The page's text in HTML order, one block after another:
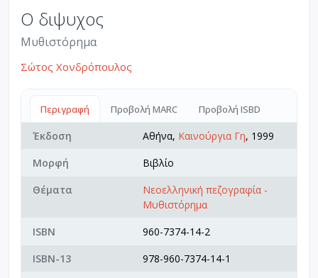
Ο διψυχος
Μυθιστόρημα
Σώτος Χονδρόπουλος
Περιγραφή Προβολή MARC Προβολή ISBD
Έκδοση Αθήνα, Καινούργια Γη, 1999
Μορφή
Βιβλίο
Θέματα
Νεοελληνική πεζογραφία -
Μυθιστόρημα
ISBN
960-7374-14-2
ISBN-13
978-960-7374-14-1